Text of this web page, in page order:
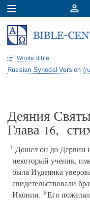
Whole Bible
Russian Synodal Version
Деяния
Глава 16,
1 Дошел он до Дервии
некоторый ученик,
была Иудеянка
свидетельствовали
Иконии. 3Его пожелал